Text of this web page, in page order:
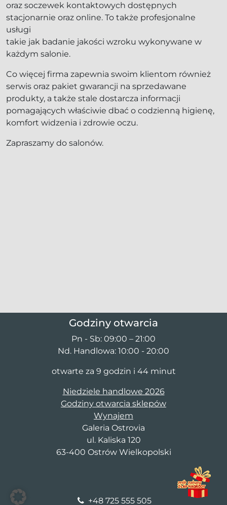
oraz soczewek kontaktowych dostępnych
stacjonarnie oraz online. To także profesjonalne
usługi
takie jak badanie jakości wzroku wykonywane w
każdym salonie.
Co więcej firma zapewnia swoim klientom również
serwis oraz pakiet gwarancji na sprzedawane
produkty, a także stale dostarcza informacji
pomagających właściwie dbać o codzienną higienę,
komfort widzenia i zdrowie oczu.
Zapraszamy do salonów.
Godziny otwarcia
Pn - Sb: 09:00 – 21:00
Nd. Handlowa: 10:00 - 20:00
otwarte za 9 godzin i 44 minut
Niedziele handlowe 2026
Godziny otwarcia sklepów
Wynajem
Galeria Ostrovia
ul. Kaliska 120
63-400 Ostrów Wielkopolski
+48 725 555 505